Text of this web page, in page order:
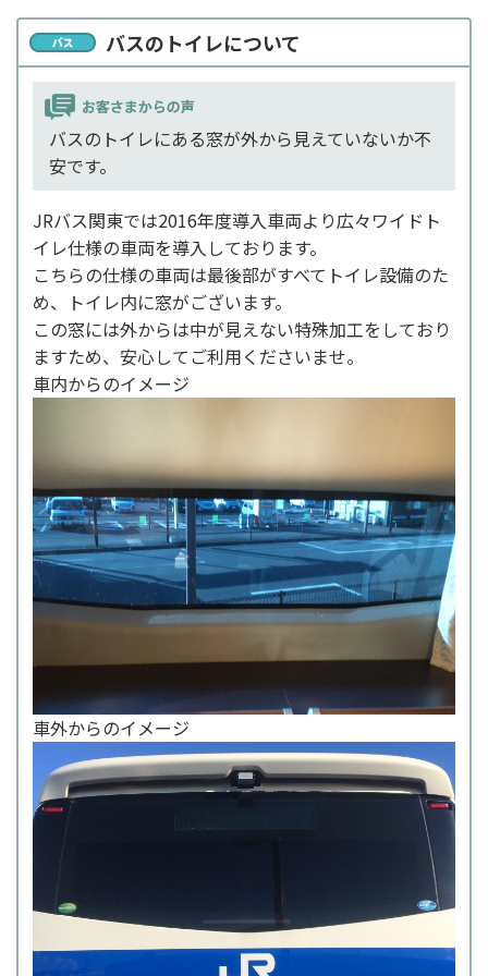
バスのトイレについて
バスのトイレにある窓が外から見えていないか不
安です。
JRバス関東では2016年度導入車両より広々ワイドト
イレ仕様の車両を導入しております。
こちらの仕様の車両は最後部がすべてトイレ設備のた
め、トイレ内に窓がございます。
この窓には外からは中が見えない特殊加工をしており
ますため、安心してご利用くださいませ。
車内からのイメージ
車外からのイメージ